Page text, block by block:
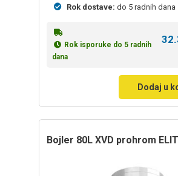
Rok dostave: do 5 radnih dana
Rok isporuke do 5 radnih
dana
Dodaj u
bojler 80L XVD prohrom ELIT